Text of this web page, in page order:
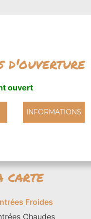
d'ouverture
ouvert
INFORMATIONS
carte
Froides
Chaudes